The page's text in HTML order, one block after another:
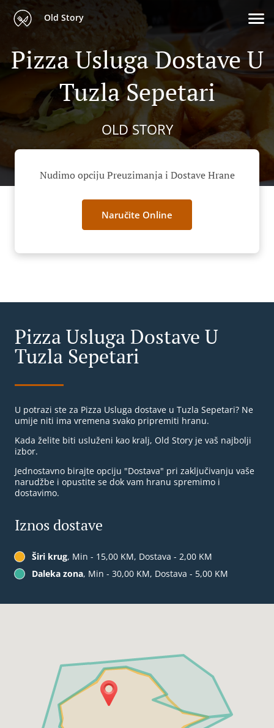
Old Story
Pizza Usluga Dostave U
Tuzla Sepetari
OLD STORY
Nudimo opciju Preuzimanja i Dostave Hrane
Naručite Online
Pizza Usluga Dostave U
Tuzla Sepetari
U potrazi ste za Pizza Usluga dostave u Tuzla Sepetari? Ne
umije niti ima vremena svako pripremiti hranu.
Kada želite biti usluženi kao kralj, Old Story je vaš najbolji
izbor.
Jednostavno birajte opciju "Dostava" pri zaključivanju vaše
narudžbe i opustite se dok vam hranu spremimo i
dostavimo.
Iznos dostave
Širi krug, Min - 15,00 KM, Dostava - 2,00 KM
Daleka zona, Min - 30,00 KM, Dostava - 5,00 KM